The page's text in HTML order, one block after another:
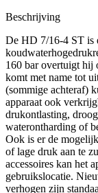
Beschrijving
De HD 7/16-4 ST is
160 bar overtuigt hij
komt met name tot
(sommige achteraf)
apparaat ook
drukontlasting,
waterontharding of
Ook is er de
of lage druk aan te
accessoires kan het
gebruikslocatie.
verhogen zijn